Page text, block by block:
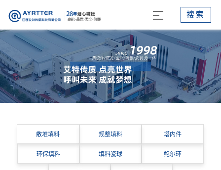
搜索
散堆填料 规整填料 塔内件
环保填料 填料瓷球 鲍尔环